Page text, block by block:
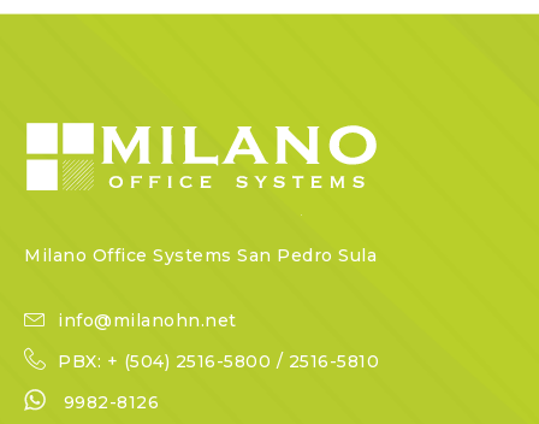
Milano Office Systems San Pedro Sula
info@milanohn.net
PBX: + (504) 2516-5800 / 2516-5810
9982-8126